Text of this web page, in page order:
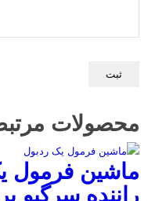
محصولات
ماشین فرمول
راننده سرگیو